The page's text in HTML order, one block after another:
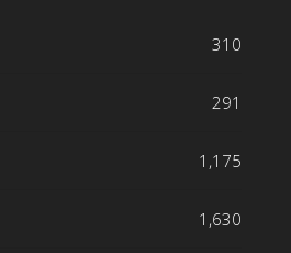
310
291
1,175
1,630